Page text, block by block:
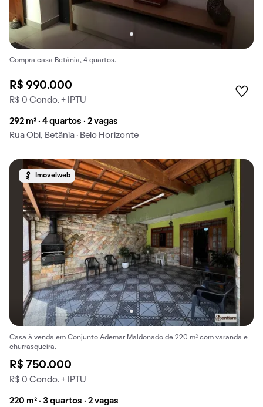
Compra casa Betânia, 4 quartos.
R$ 990.000
R$ 0 Condo. + IPTU
292 m² · 4 quartos · 2 vagas
Rua Obi, Betânia · Belo Horizonte
Imovelweb
Casa à venda em Conjunto Ademar Maldonado de 220 m² com varanda e
churrasqueira.
R$ 750.000
R$ 0 Condo. + IPTU
220 m² · 3 quartos · 2 vagas